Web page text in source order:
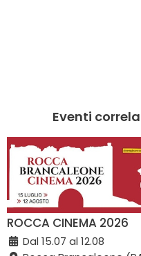
Eventi
ROCCA CINEMA 2026
Dal 15.07 al 12.08